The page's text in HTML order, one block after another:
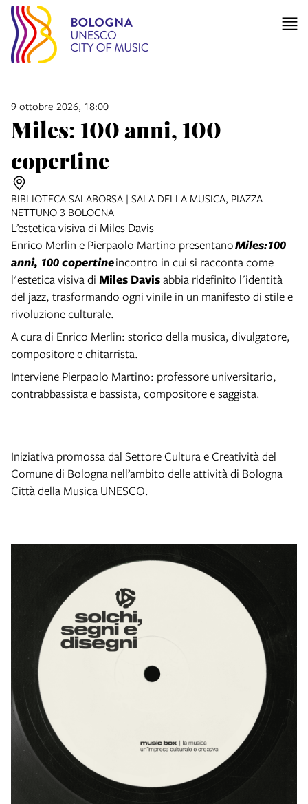
9 ottobre 2026, 18:00
Miles: 100 anni, 100
copertine
BIBLIOTECA SALABORSA | SALA DELLA MUSICA, PIAZZA
NETTUNO 3 BOLOGNA
L’estetica visiva di Miles Davis
Enrico Merlin e Pierpaolo Martino presentanoMiles:100
anni, 100 copertineincontro in cui si racconta come
l'estetica visiva di Miles Davisabbia ridefinito l'identità
del jazz, trasformando ogni vinile in un manifesto di stile e
rivoluzione culturale.
A cura di Enrico Merlin: storico della musica, divulgatore,
compositore e chitarrista.
Interviene Pierpaolo Martino: professore universitario,
contrabbassista e bassista, compositore e saggista.
Iniziativa promossa dal Settore Cultura e Creatività del
Comune di Bologna nell’ambito delle attività di Bologna
Città della Musica UNESCO.